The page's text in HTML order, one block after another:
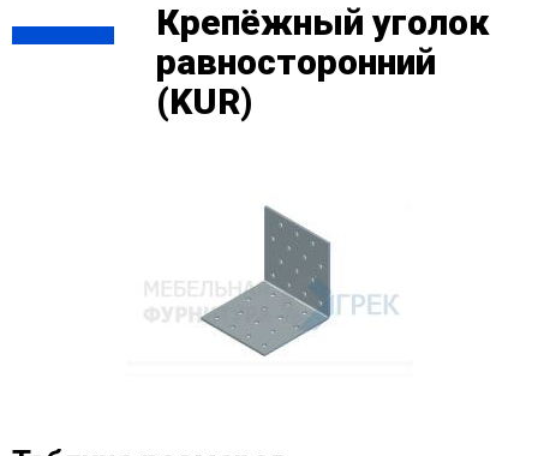
Крепёжный уголок
равносторонний
(KUR)